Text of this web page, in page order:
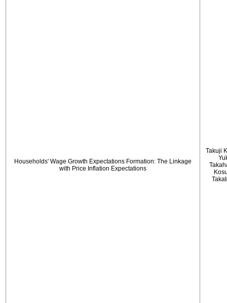
Households' Wage Growth Expectations Formation: The Linkage
with Price Inflation Expectations
Takuji